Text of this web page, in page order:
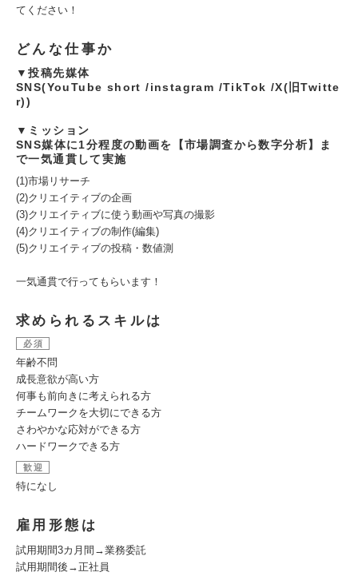
てください！
どんな仕事か
▼投稿先媒体
SNS(YouTube short /instagram /TikTok /X(旧Twitte
r))
▼ミッション
SNS媒体に1分程度の動画を【市場調査から数字分析】ま
で一気通貫して実施
(1)市場リサーチ
(2)クリエイティブの企画
(3)クリエイティブに使う動画や写真の撮影
(4)クリエイティブの制作(編集)
(5)クリエイティブの投稿・数値測
一気通貫で行ってもらいます！
求められるスキルは
必須
年齢不問
成長意欲が高い方
何事も前向きに考えられる方
チームワークを大切にできる方
さわやかな応対ができる方
ハードワークできる方
歓迎
特になし
雇用形態は
試用期間3カ月間→業務委託
試用期間後→正社員